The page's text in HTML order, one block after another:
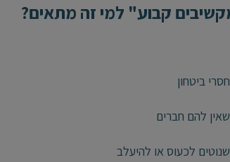
קבוע" למי זה מתאים?
ביטחון
להם חברים
לכעוס או להיעלב